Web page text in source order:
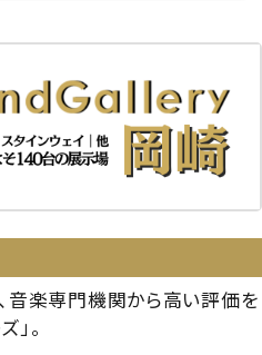
音楽専門機関から高い評価を
」。